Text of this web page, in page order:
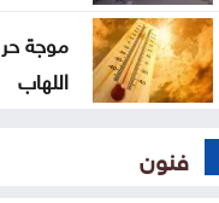
موجة
اللهاب
فنون